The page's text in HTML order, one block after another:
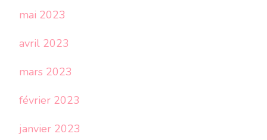
mai 2023
avril 2023
mars 2023
février 2023
janvier 2023